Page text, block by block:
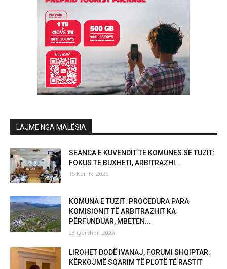
LAJME NGA MALËSIA
SEANCA E KUVENDIT TË KOMUNËS SË TUZIT:
FOKUS TE BUXHETI, ARBITRAZHI...
15 Korrik, 2026
KOMUNA E TUZIT: PROCEDURA PARA
KOMISIONIT TË ARBITRAZHIT KA
PËRFUNDUAR, MBETEN...
23 Qershor, 2026
LIROHET DODË IVANAJ, FORUMI SHQIPTAR:
KËRKOJMË SQARIM TË PLOTË TË RASTIT